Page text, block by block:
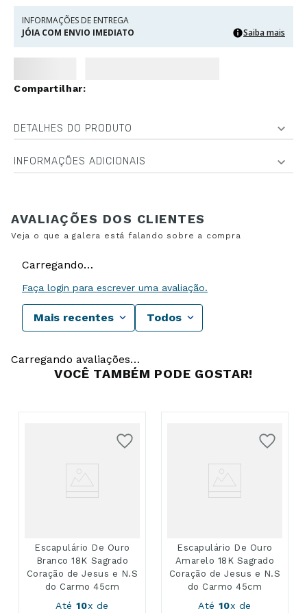
INFORMAÇÕES DE ENTREGA
JÓIA COM ENVIO IMEDIATO
Saiba mais
DETALHES DO PRODUTO
INFORMAÇÕES ADICIONAIS
Carregando…
Faça login para escrever uma avaliação.
Mais recentes Todos
Carregando avaliações…
VOCÊ TAMBÉM PODE GOSTAR!
Escapulário De Ouro
Branco 18K Sagrado
Coração de Jesus e N.S
do Carmo 45cm
Até10x de
Escapulário De Ouro
Amarelo 18K Sagrado
Coração de Jesus e N.S
do Carmo 45cm
Até10x de